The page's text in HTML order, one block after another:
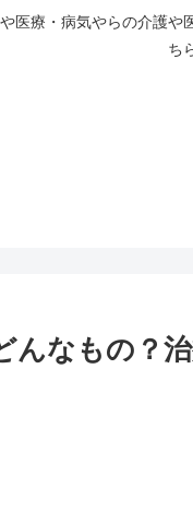
医療・病気やらの介護
ち
んなもの？